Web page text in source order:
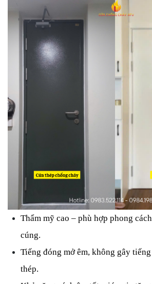
Thẩm mỹ cao – phù hợp phong
cúng.
Tiếng đóng mở êm, không gây
thép.